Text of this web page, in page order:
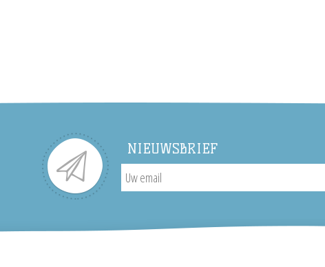
NIEUWSBRIEF